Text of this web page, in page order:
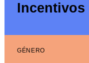
GÉNERO